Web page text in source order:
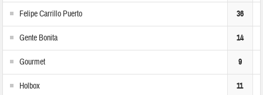
Felipe Carrillo Puerto 36
Gente Bonita 14
Gourmet 9
Holbox 11